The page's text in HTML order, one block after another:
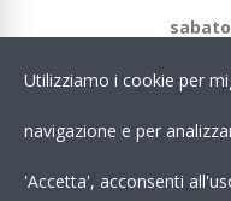
sabato
Chatta
Utilizziamo i cookie per
navigazione e per
'Accetta', acconsenti